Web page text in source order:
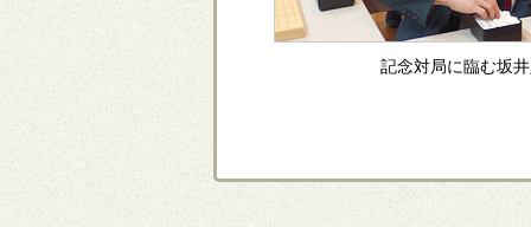
記念対局に臨む坂